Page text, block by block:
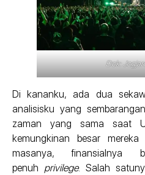
Dok:
Di kananku, ada dua
analisisku yang
zaman yang sama saat
kemungkinan besar
masanya, finansialnya
penuh privilege. Salah